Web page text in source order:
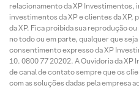
relacionamento da XP Investimentos,
investimentos da XP e clientes da XP,
da XP. Fica proibida sua reprodução
no todo ou em parte, qualquer que
consentimento expresso da XP
0800 77 20202. A Ouvidoria da XP
de canal de contato sempre que os
com as soluções dadas pela empresa